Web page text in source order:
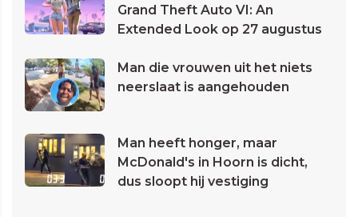
Grand Theft Auto VI: An
Extended Look op 27 augustus
Man die vrouwen uit het niets
neerslaat is aangehouden
Man heeft honger, maar
McDonald's in Hoorn is dicht,
dus sloopt hij vestiging